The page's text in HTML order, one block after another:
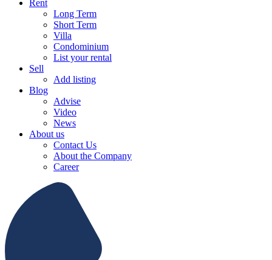
Rent
Long Term
Short Term
Villa
Condominium
List your rental
Sell
Add listing
Blog
Advise
Video
News
About us
Contact Us
About the Company
Career